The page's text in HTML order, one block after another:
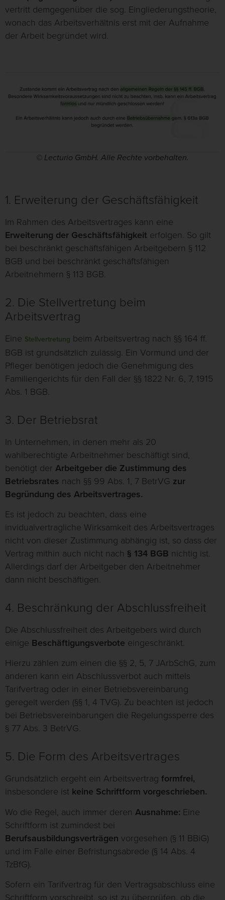
vertritt demgegenüber die sog. Eingliederungstheorie,
wonach das Arbeitsverhältnis erst mit der Aufnahme
der Arbeit begründet wird.
© Lecturio GmbH. Alle Rechte vorbehalten.
1. Erweiterung der Geschäftsfähigkeit
Im Rahmen des Arbeitsvertrages kann eine
Erweiterung der Geschäftsfähigkeit erfolgen. So gilt
bei beschränkt geschäftsfähigen Arbeitgebern § 112
BGB und bei beschränkt geschäftsfähigen
Arbeitnehmern § 113 BGB.
2. Die Stellvertretung beim
Arbeitsvertrag
Eine Stellvertretung beim Arbeitsvertrag nach §§ 164 ff.
BGB ist grundsätzlich zulässig. Ein Vormund und der
Pfleger benötigen jedoch die Genehmigung des
Familiengerichts für den Fall der §§ 1822 Nr. 6, 7, 1915
Abs. 1 BGB.
3. Der Betriebsrat
In Unternehmen, in denen mehr als 20
wahlberechtigte Arbeitnehmer beschäftigt sind,
benötigt der Arbeitgeber die Zustimmung des
Betriebsrates nach §§ 99 Abs. 1, 7 BetrVG zur
Begründung des Arbeitsvertrages.
Es ist jedoch zu beachten, dass eine
invidualvertragliche Wirksamkeit des Arbeitsvertrages
nicht von dieser Zustimmung abhängig ist, so dass der
Vertrag mithin auch nicht nach § 134 BGB nichtig ist.
Allerdings darf der Arbeitgeber den Arbeitnehmer
dann nicht beschäftigen.
4. Beschränkung der Abschlussfreiheit
Die Abschlussfreiheit des Arbeitgebers wird durch
einige Beschäftigungsverbote eingeschränkt.
Hierzu zählen zum einen die §§ 2, 5, 7 JArbSchG, zum
anderen kann ein Abschlussverbot auch mittels
Tarifvertrag oder in einer Betriebsvereinbarung
geregelt werden (§§ 1, 4 TVG). Zu beachten ist jedoch
bei Betriebsvereinbarungen die Regelungssperre des
§ 77 Abs. 3 BetrVG.
5. Die Form des Arbeitsvertrages
Grundsätzlich ergeht ein Arbeitsvertrag formfrei,
insbesondere ist keine Schriftform vorgeschrieben.
Wo die Regel, auch immer deren Ausnahme: Eine
Schriftform ist zumindest bei
Berufsausbildungsverträgen vorgesehen (§ 11 BBiG)
und im Falle einer Befristungsabrede (§ 14 Abs. 4
TzBfG).
Sofern ein Tarifvertrag für den Vertragsabschluss eine
Schriftform vorschreibt, so ist zu überprüfen, ob die